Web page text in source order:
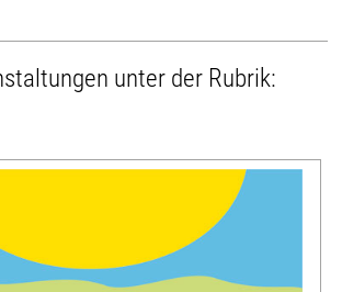
unter der Rubrik: